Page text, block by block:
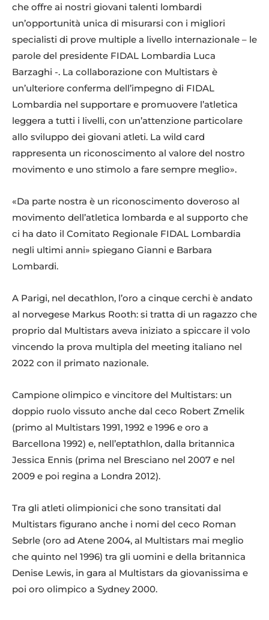
che offre ai nostri giovani talenti lombardi
un’opportunità unica di misurarsi con i migliori
specialisti di prove multiple a livello internazionale – le
parole del presidente FIDAL Lombardia Luca
Barzaghi -. La collaborazione con Multistars è
un’ulteriore conferma dell’impegno di FIDAL
Lombardia nel supportare e promuovere l’atletica
leggera a tutti i livelli, con un’attenzione particolare
allo sviluppo dei giovani atleti. La wild card
rappresenta un riconoscimento al valore del nostro
movimento e uno stimolo a fare sempre meglio».
«Da parte nostra è un riconoscimento doveroso al
movimento dell’atletica lombarda e al supporto che
ci ha dato il Comitato Regionale FIDAL Lombardia
negli ultimi anni» spiegano Gianni e Barbara
Lombardi.
A Parigi, nel decathlon, l’oro a cinque cerchi è andato
al norvegese Markus Rooth: si tratta di un ragazzo che
proprio dal Multistars aveva iniziato a spiccare il volo
vincendo la prova multipla del meeting italiano nel
2022 con il primato nazionale.
Campione olimpico e vincitore del Multistars: un
doppio ruolo vissuto anche dal ceco Robert Zmelik
(primo al Multistars 1991, 1992 e 1996 e oro a
Barcellona 1992) e, nell’eptathlon, dalla britannica
Jessica Ennis (prima nel Bresciano nel 2007 e nel
2009 e poi regina a Londra 2012).
Tra gli atleti olimpionici che sono transitati dal
Multistars figurano anche i nomi del ceco Roman
Sebrle (oro ad Atene 2004, al Multistars mai meglio
che quinto nel 1996) tra gli uomini e della britannica
Denise Lewis, in gara al Multistars da giovanissima e
poi oro olimpico a Sydney 2000.